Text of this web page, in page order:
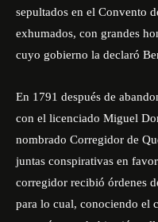
sepultados en el Convento
exhumados, con grandes
cuyo gobierno la declaró
En 1791 después de
con el licenciado Miguel
nombrado Corregidor de
juntas conspirativas en
corregidor recibió órdenes
para lo cual, conociendo el